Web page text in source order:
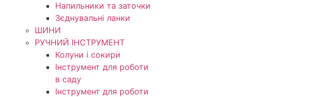
Напильники та заточки
Зєднувальні ланки
ШИНИ
РУЧНИЙ ІНСТРУМЕНТ
Колуни і сокири
Інструмент для роботи
в саду
Інструмент для роботи